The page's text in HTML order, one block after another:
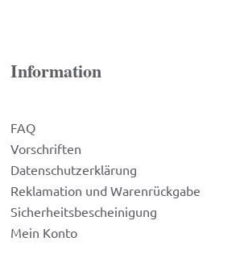
Information
FAQ
Vorschriften
Datenschutzerklärung
Reklamation und Warenrückgabe
Sicherheitsbescheinigung
Mein Konto